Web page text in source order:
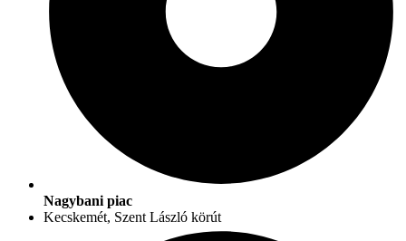
Nagybani piac
Kecskemét, Szent László körút